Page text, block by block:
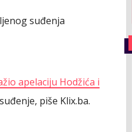
suđenja
apelaciju Hodžića i
piše Klix.ba.